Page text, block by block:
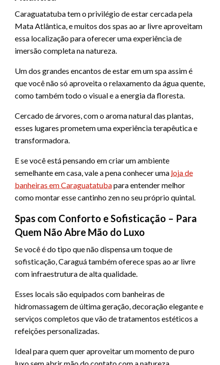
Caraguatatuba tem o privilégio de estar cercada pela
Mata Atlântica, e muitos dos spas ao ar livre aproveitam
essa localização para oferecer uma experiência de
imersão completa na natureza.
Um dos grandes encantos de estar em um spa assim é
que você não só aproveita o relaxamento da água quente,
como também todo o visual e a energia da floresta.
Cercado de árvores, com o aroma natural das plantas,
esses lugares prometem uma experiência terapêutica e
transformadora.
E se você está pensando em criar um ambiente
semelhante em casa, vale a pena conhecer uma loja de
banheiras em Caraguatatubapara entender melhor
como montar esse cantinho zen no seu próprio quintal.
Spas com Conforto e Sofisticação – Para
Quem Não Abre Mão do Luxo
Se você é do tipo que não dispensa um toque de
sofisticação, Caraguá também oferece spas ao ar livre
com infraestrutura de alta qualidade.
Esses locais são equipados com banheiras de
hidromassagem de última geração, decoração elegante e
serviços completos que vão de tratamentos estéticos a
refeições personalizadas.
Ideal para quem quer aproveitar um momento de puro